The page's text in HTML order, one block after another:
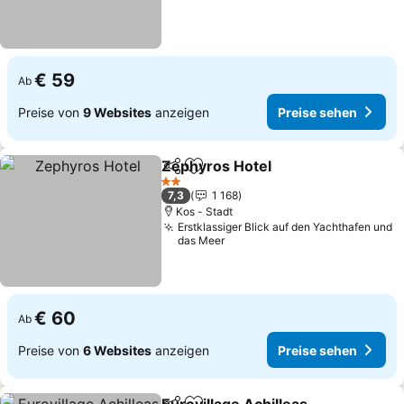
Ab € 59
Preise von 9 Websites anzeigen Preise sehen
TeilenZu Favoriten hinzufügen
Zephyros Hotel
2 Sterne
7,3
1 168
Kos - Stadt
Erstklassiger Blick auf den Yachthafen und
das Meer
Ab € 60
Preise von 6 Websites anzeigen Preise sehen